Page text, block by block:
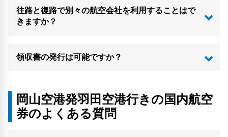
往路と復路で別々の航空会社を利用することはで
きますか？
領収書の発行は可能ですか？
岡山空港発羽田空港行きの国内航空
券のよくある質問